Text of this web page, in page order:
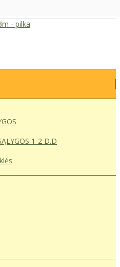
- pilka
1-2 D.D